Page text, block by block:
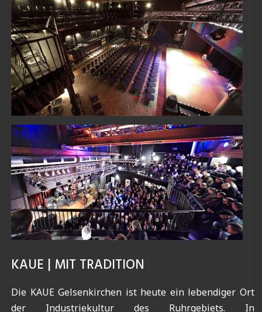
KAUE | MIT TRADITION
Die KAUE Gelsenkirchen ist heute ein lebendiger Ort
der Industriekultur des Ruhrgebiets. In